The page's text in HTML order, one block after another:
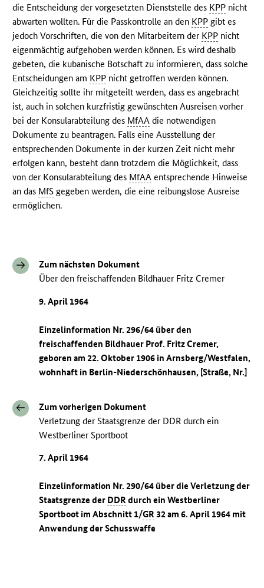
die Entscheidung der vorgesetzten Dienststelle des KPP nicht
abwarten wollten. Für die Passkontrolle an den KPP gibt es
jedoch Vorschriften, die von den Mitarbeitern der KPP nicht
eigenmächtig aufgehoben werden können. Es wird deshalb
gebeten, die kubanische Botschaft zu informieren, dass solche
Entscheidungen am KPP nicht getroffen werden können.
Gleichzeitig sollte ihr mitgeteilt werden, dass es angebracht
ist, auch in solchen kurzfristig gewünschten Ausreisen vorher
bei der Konsularabteilung des MfAA die notwendigen
Dokumente zu beantragen. Falls eine Ausstellung der
entsprechenden Dokumente in der kurzen Zeit nicht mehr
erfolgen kann, besteht dann trotzdem die Möglichkeit, dass
von der Konsularabteilung des MfAA entsprechende Hinweise
an das MfS gegeben werden, die eine reibungslose Ausreise
ermöglichen.
Zum nächsten Dokument
Über den freischaffenden Bildhauer Fritz Cremer
9. April 1964
Einzelinformation Nr. 296/64 über den
freischaffenden Bildhauer Prof. Fritz Cremer,
geboren am 22. Oktober 1906 in Arnsberg/Westfalen,
wohnhaft in Berlin-Niederschönhausen, [Straße, Nr.]
Zum vorherigen Dokument
Verletzung der Staatsgrenze der DDR durch ein
Westberliner Sportboot
7. April 1964
Einzelinformation Nr. 290/64 über die Verletzung der
Staatsgrenze der DDRdurch ein Westberliner
Sportboot im Abschnitt 1/GR32 am 6. April 1964 mit
Anwendung der Schusswaffe